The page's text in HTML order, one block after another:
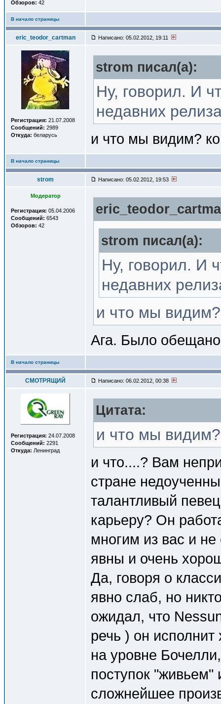
Обзоров: 42
В начало страницы
eric_teodor_cartman Написано: 05.02.2012, 19:11
Регистрация: 21.07.2008
Сообщений: 2989
Откуда: беларусь
strom писал(a):
Ну, говорил. И
недавних
и что мы видим?
В начало страницы
strom Написано: 05.02.2012, 19:53
Модератор
Регистрация: 05.04.2006
Сообщений: 6543
Обзоров: 42
strom писал(a):
Ну, говорил. И
недавних
и что мы
Ага. Было
В начало страницы
СМОТРЯЩИЙ Написано: 06.02.2012, 00:38
Регистрация: 24.07.2008
Сообщений: 2291
Откуда: Ленинград
Цитата:
и что мы
и что....? Вам
стране
талантливый
карьеру? Он
многим из вас и
явны и очень
Да, говоря о
явно слаб, но
ожидал, что
речь ) он исполнит
на уровне
поступок "живьем"
сложнейшее